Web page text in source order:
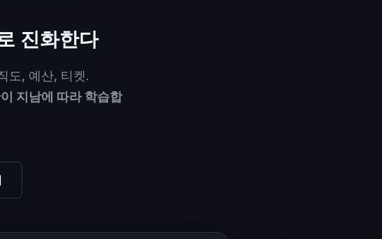
진화한다
도, 예산, 티켓.
지남에 따라 학습합